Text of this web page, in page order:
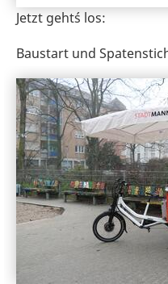
Jetzt geht´s los:
Baustart und